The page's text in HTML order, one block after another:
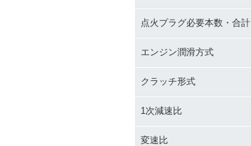
点火プラグ必要本数・合計
エンジン潤滑方式
クラッチ形式
1次減速比
変速比